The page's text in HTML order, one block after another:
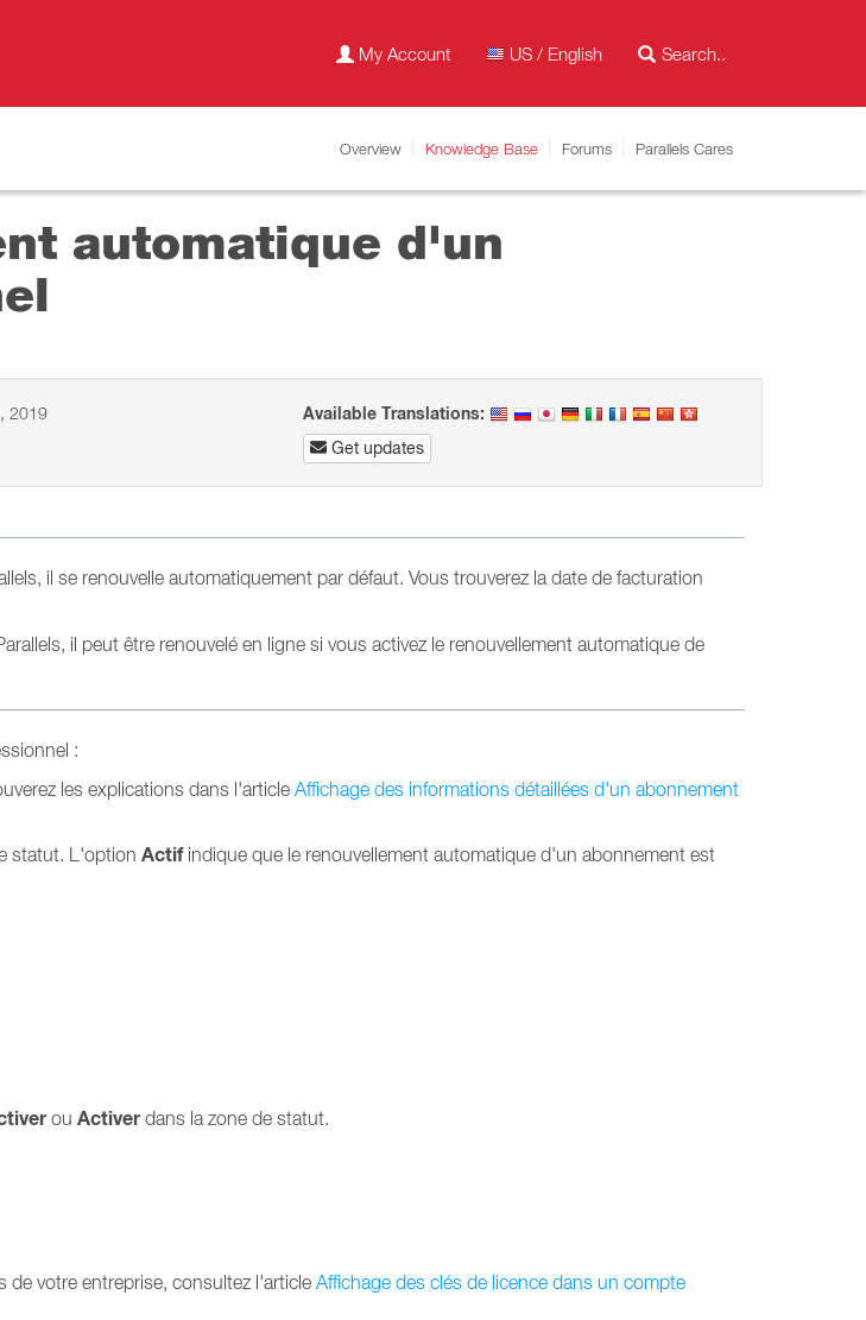
My Account US / English
Overview Knowledge Base Forums Parallels Cares
automatique d'un
2019
Available Translations:
Get updates
il se renouvelle automatiquement par défaut. Vous trouverez la date de facturation
il peut être renouvelé en ligne si vous activez le renouvellement automatique de
:
les explications dans l'article Affichage des informations détaillées d'un abonnement
statut. L'option Actifindique que le renouvellement automatique d'un abonnement est
ou Activerdans la zone de statut.
de votre entreprise, consultez l'article Affichage des clés de licence dans un compte